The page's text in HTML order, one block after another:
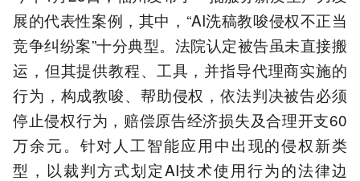
展的代表性案例，其中，“AI洗稿教唆侵权不正当
竞争纠纷案”十分典型。法院认定被告虽未直接搬
运，但其提供教程、工具，并指导代理商实施的
行为，构成教唆、帮助侵权，依法判决被告必须
停止侵权行为，赔偿原告经济损失及合理开支60
万余元。针对人工智能应用中出现的侵权新类
型，以裁判方式划定AI技术使用行为的法律边